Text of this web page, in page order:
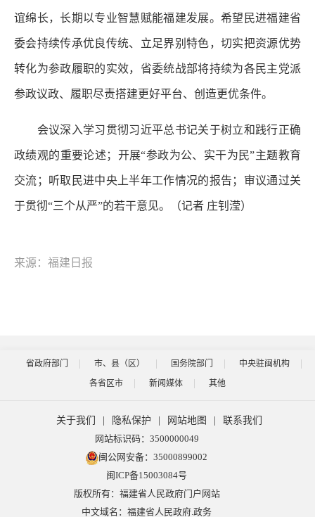
谊绵长，长期以专业智慧赋能福建发展。希望民进福建省
委会持续传承优良传统、立足界别特色，切实把资源优势
转化为参政履职的实效，省委统战部将持续为各民主党派
参政议政、履职尽责搭建更好平台、创造更优条件。
会议深入学习贯彻习近平总书记关于树立和践行正确
政绩观的重要论述；开展“参政为公、实干为民”主题教育
交流；听取民进中央上半年工作情况的报告；审议通过关
于贯彻“三个从严”的若干意见。 （记者 庄钊滢）
来源：福建日报
省政府部门 市、县（区） 国务院部门
中央驻闽机构
各省区市
新闻媒体 其他
关于我们 隐私保护 网站地图
联系我们
网站标识码：3500000049
闽公网安备：35000899002
闽ICP备15003084号
版权所有：福建省人民政府门户网站
中文域名：福建省人民政府.政务